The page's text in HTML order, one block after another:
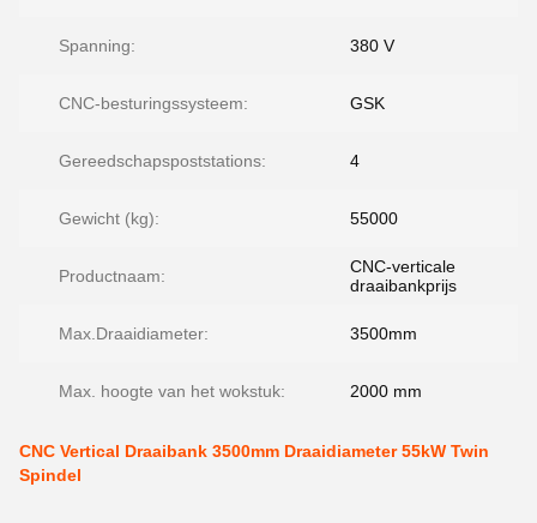
Spanning: 380 V
CNC-besturingssysteem: GSK
Gereedschapspoststations: 4
Gewicht (kg): 55000
Productnaam:
CNC-verticale
draaibankprijs
Max.Draaidiameter: 3500mm
Max. hoogte van het wokstuk: 2000 mm
CNC Vertical Draaibank 3500mm Draaidiameter 55kW Twin
Spindel